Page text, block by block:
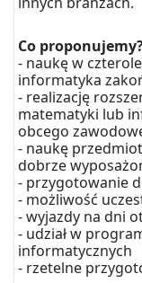
Co
- naukę w
informatyka
- realizację
matematyki lub
obcego
- naukę
dobrze
- przygotowanie
- możliwość
- wyjazdy na dni
- udział w
informatycznych
- rzetelne